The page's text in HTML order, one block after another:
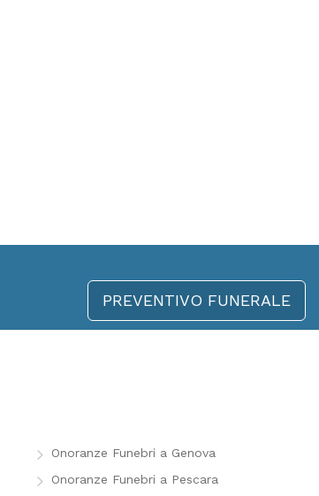
PREVENTIVO FUNERALE
Onoranze Funebri a Genova
Onoranze Funebri a Pescara